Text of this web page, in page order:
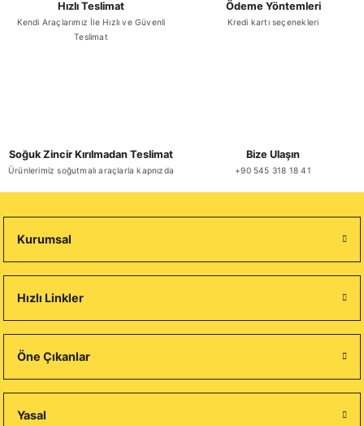
Hızlı Teslimat
Kendi Araçlarımız İle Hızlı ve Güvenli
Teslimat
Ödeme Yöntemleri
Kredi kartı seçenekleri
Soğuk Zincir Kırılmadan Teslimat
Ürünlerimiz soğutmalı araçlarla kapnızda
Bize Ulaşın
+90 545 318 18 41
Kurumsal
Hızlı Linkler
Öne Çıkanlar
Yasal